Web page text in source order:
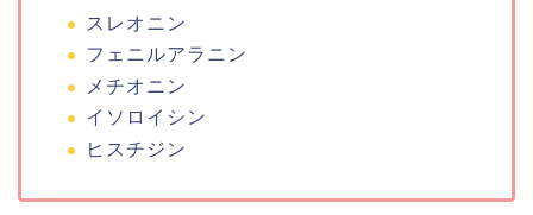
スレオニン
フェニルアラニン
メチオニン
イソロイシン
ヒスチジン